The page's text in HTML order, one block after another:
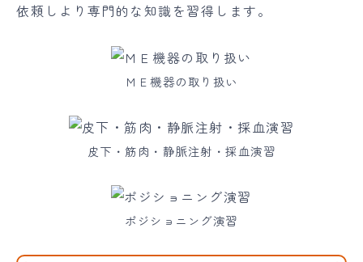
依頼しより専門的な知識を習得します。
ＭＥ機器の取り扱い
皮下・筋肉・静脈注射・採血演習
ポジショニング演習